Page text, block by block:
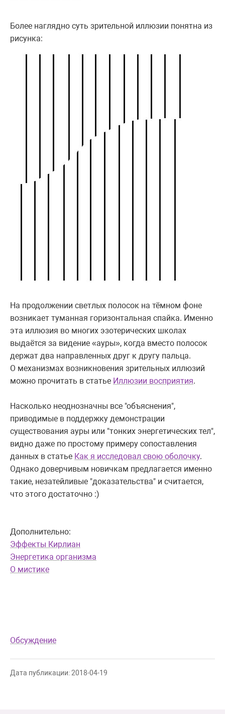
Более наглядно суть зрительной иллюзии понятна из
рисунка:
На продолжении светлых полосок на тёмном фоне
возникает туманная горизонтальная спайка. Именно
эта иллюзия во многих эзотерических школах
выдаётся за видение «ауры», когда вместо полосок
держат два направленных друг к другу пальца.
О механизмах возникновения зрительных иллюзий
можно прочитать в статье Иллюзии восприятия.
Насколько неоднозначны все "объяснения",
приводимые в поддержку демонстрации
существования ауры или "тонких энергетических тел",
видно даже по простому примеру сопоставления
данных в статье Как я исследовал свою оболочку.
Однако доверчивым новичкам предлагается именно
такие, незатейливые "доказательства" и считается,
что этого достаточно :)
Дополнительно:
Эффекты Кирлиан
Энергетика организма
О мистике
Обсуждение
Дата публикации: 2018-04-19